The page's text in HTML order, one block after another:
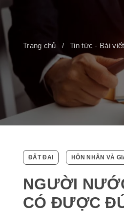
Trang chủ Tin tức - Bài viết
ĐẤT ĐAI HÔN NHÂN VÀ
NGƯỜI
CÓ ĐƯỢC